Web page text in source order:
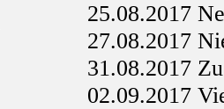
25.08.2017
27.08.2017
31.08.2017
02.09.2017